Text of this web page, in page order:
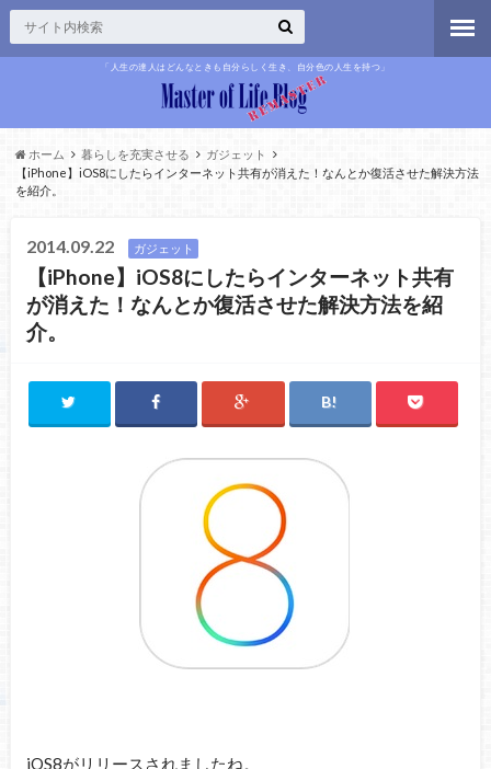
「人生の達人はどんなときも自分らしく生き、自分色の人生を持つ」
ホーム 暮らしを充実させる
ガジェット
【iPhone】iOS8にしたらインターネット共有が消えた！なんとか復活させた解決方法
を紹介。
2014.09.22 ガジェット
【iPhone】iOS8にしたらインターネット共有
が消えた！なんとか復活させた解決方法を紹
介。
iOS8がリリースされましたね。